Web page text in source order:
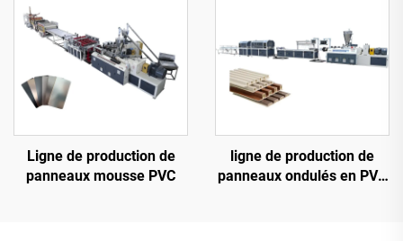
Ligne de production de
panneaux mousse PVC
ligne de production de
panneaux ondulés en PVC